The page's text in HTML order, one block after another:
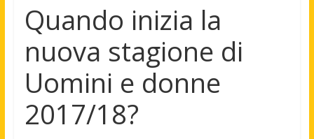
Quando inizia la
nuova stagione di
Uomini e donne
2017/18?